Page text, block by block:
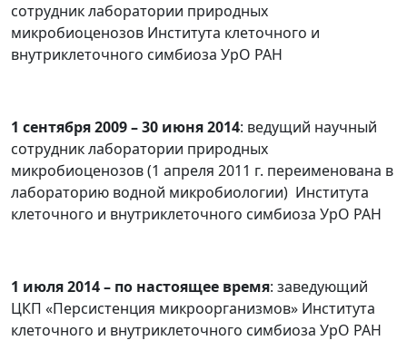
сотрудник лаборатории природных
микробиоценозов Института клеточного и
внутриклеточного симбиоза УрО РАН
1 сентября 2009 – 30 июня 2014: ведущий научный
сотрудник лаборатории природных
микробиоценозов (1 апреля 2011 г. переименована в
лабораторию водной микробиологии) Института
клеточного и внутриклеточного симбиоза УрО РАН
1 июля 2014 – по настоящее время: заведующий
ЦКП «Персистенция микроорганизмов» Института
клеточного и внутриклеточного симбиоза УрО РАН